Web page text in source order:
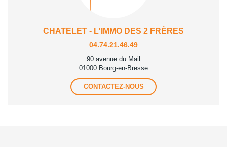
CHATELET - L'IMMO DES 2 FRÈRES
04.74.21.46.49
90 avenue du Mail
01000 Bourg-en-Bresse
CONTACTEZ-NOUS